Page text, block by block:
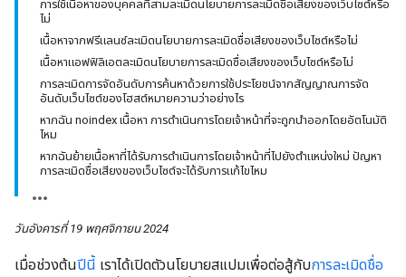
การใช้เนื้อหาของบุคคลที่สามละเมิดนโยบายการละเมิดชื่อเสียงของเว็บไซต์หรือ
ไม่
เนื้อหาจากฟรีแลนซ์ละเมิดนโยบายการละเมิดชื่อเสียงของเว็บไซต์หรือไม่
เนื้อหาแอฟฟิลิเอตละเมิดนโยบายการละเมิดชื่อเสียงของเว็บไซต์หรือไม่
การละเมิดการจัดอันดับการค้นหาด้วยการใช้ประโยชน์จากสัญญาณการจัด
อันดับเว็บไซต์ของโฮสต์หมายความว่าอย่างไร
หากฉัน noindex เนื้อหา การดำเนินการโดยเจ้าหน้าที่จะถูกนำออกโดยอัตโนมัติ
ไหม
หากฉันย้ายเนื้อหาที่ได้รับการดำเนินการโดยเจ้าหน้าที่ไปยังตำแหน่งใหม่ ปัญหา
การละเมิดชื่อเสียงของเว็บไซต์จะได้รับการแก้ไขไหม
วันอังคารที่ 19 พฤศจิกายน 2024
เมื่อช่วงต้นปีนี้ เราได้เปิดตัวนโยบายสแปมเพื่อต่อสู้กับการละเมิดชื่อ